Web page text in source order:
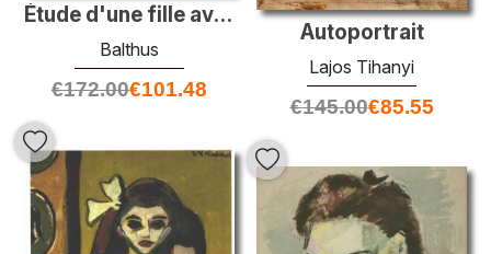
Autoportrait
Lajos Tihanyi
€145.00€85.55
Étude d'une fille avec une fenêtre
Balthus
€172.00€101.48